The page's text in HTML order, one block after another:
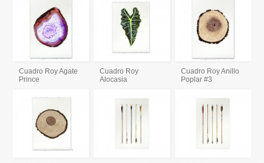
Cuadro Roy Agate
Prince
Cuadro Roy
Alocasia
Cuadro Roy Anillo
Poplar #3